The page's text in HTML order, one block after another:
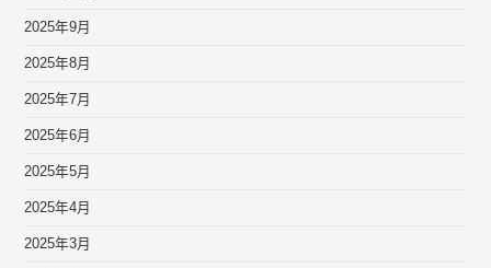
2025年9月
2025年8月
2025年7月
2025年6月
2025年5月
2025年4月
2025年3月